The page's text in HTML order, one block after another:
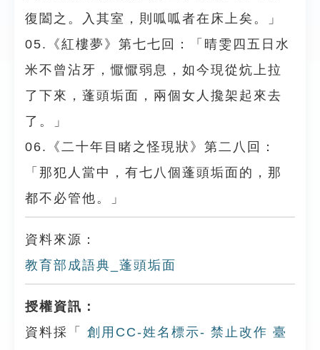
復闔之。入其室，則呱呱者在床上矣。」
05.《紅樓夢》第七七回：「晴雯四五日水
米不曾沾牙，懨懨弱息，如今現從炕上拉
了下來，蓬頭垢面，兩個女人攙架起來去
了。」
06.《二十年目睹之怪現狀》第二八回：
「那犯人當中，有七八個蓬頭垢面的，那
都不必管他。」
資料來源：
教育部成語典_蓬頭垢面
授權資訊：
資料採「
創用CC-姓名標示- 禁止改作 臺